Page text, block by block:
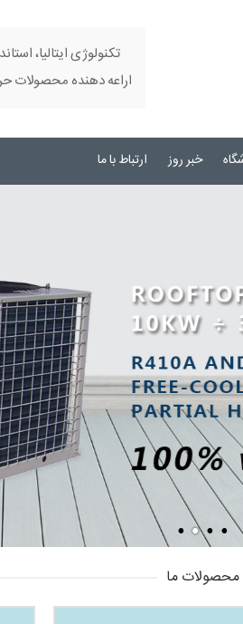
تکنولوژی ایتالیا،
اراعه دهنده محصولات
خبر روز ارتباط با ما
محصولات ما